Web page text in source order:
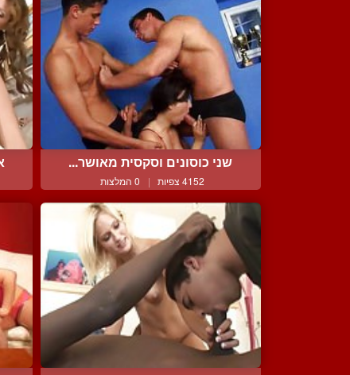
שני כוסונים וסקסית מאושר...
4152 צפיות | 0 המלצות